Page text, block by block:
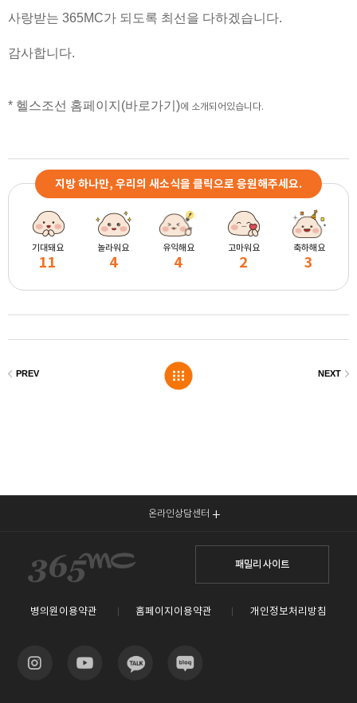
사랑받는 365MC가 되도록 최선을 다하겠습니다.
감사합니다.
* 헬스조선 홈페이지(바로가기)에 소개되어있습니다.
지방 하나만, 우리의 새소식을 클릭으로 응원해주세요.
기대돼요
11
놀라워요
4
유익해요
4
고마워요
2
축하해요
3
온라인상담센터
패밀리 사이트
병의원이용약관 홈페이지이용약관 개인정보처리방침